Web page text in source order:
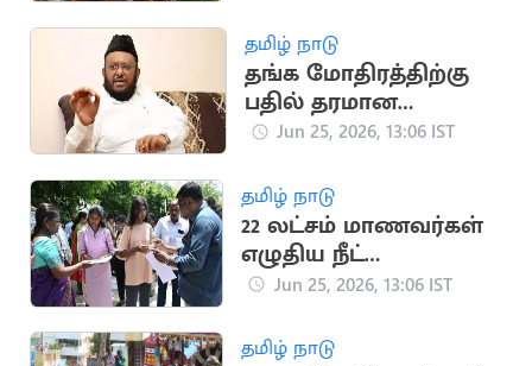
தமிழ் நாடு
தங்க மோதிரத்திற்கு
பதில் தரமான
மகப்பேறு சிகிச்சை:
கோரிக்கை
Jun 25, 2026, 13:06 IST
தமிழ் நாடு
22 லட்சம் மாணவர்கள்
எழுதிய நீட்
மறுதேர்வுக்கான
Jun 25, 2026, 13:06 IST
தமிழ் நாடு